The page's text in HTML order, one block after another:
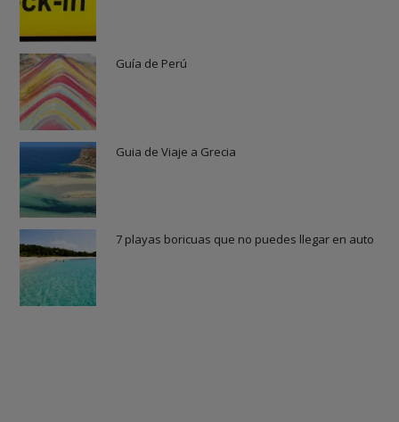
Guía de Perú
Guia de Viaje a Grecia
7 playas boricuas que no puedes llegar en auto